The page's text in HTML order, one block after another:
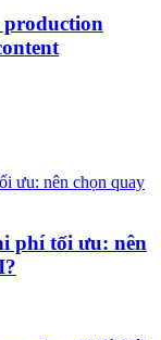
production
phí tối ưu: nên